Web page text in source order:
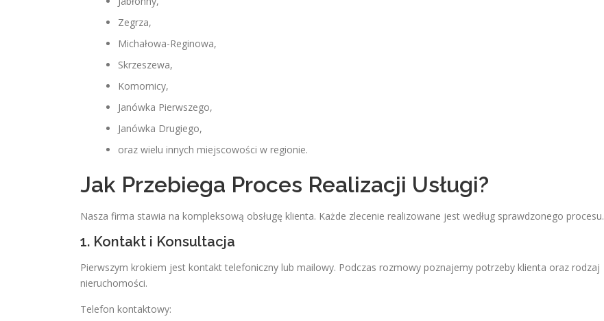
Zegrza,
Michałowa-Reginowa,
Skrzeszewa,
Komornicy,
Janówka Pierwszego,
Janówka Drugiego,
oraz wielu innych miejscowości w regionie.
Jak Przebiega Proces Realizacji Usługi?
Nasza firma stawia na kompleksową obsługę klienta. Każde zlecenie realizowane jest według sprawdzonego procesu.
1. Kontakt i Konsultacja
Pierwszym krokiem jest kontakt telefoniczny lub mailowy. Podczas rozmowy poznajemy potrzeby klienta oraz rodzaj
nieruchomości.
Telefon kontaktowy: